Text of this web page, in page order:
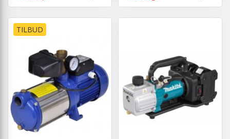
TILBUD